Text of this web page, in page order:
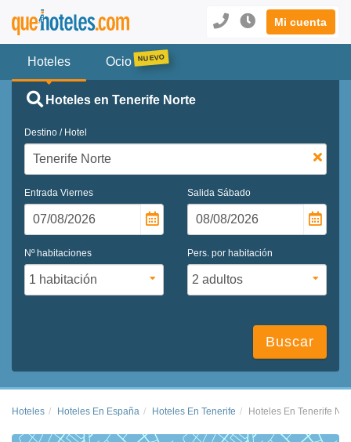
Mi cuenta
Hoteles Ocio
Hoteles en Tenerife Norte
Destino / Hotel
Entrada Viernes Salida Sábado
Nº habitaciones Pers. por habitación
Buscar
Hoteles Hoteles En España Hoteles En Tenerife Hoteles En Tenerife